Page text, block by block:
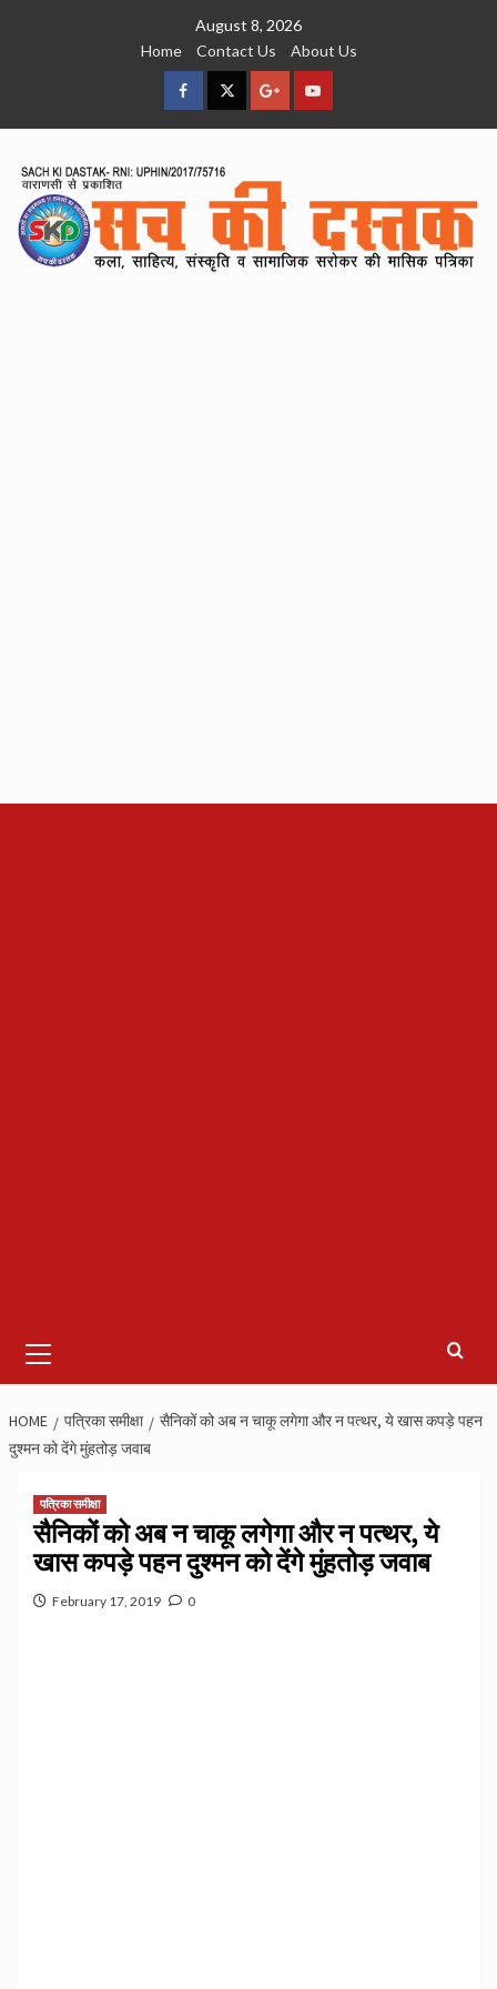
August 8, 2026
Home
Contact Us About Us
facebookTwitterGoogleYouTube
Menu
HOME पत्रिका समीक्षा
सैनिकों को अब न चाकू लगेगा और न पत्थर, ये खास कपड़े पहन
दुश्‍मन को देंगे मुंहतोड़ जवाब
पत्रिका समीक्षा
सैनिकों को अब न चाकू लगेगा और न पत्थर, ये
खास कपड़े पहन दुश्‍मन को देंगे मुंहतोड़ जवाब
February 17, 2019 0